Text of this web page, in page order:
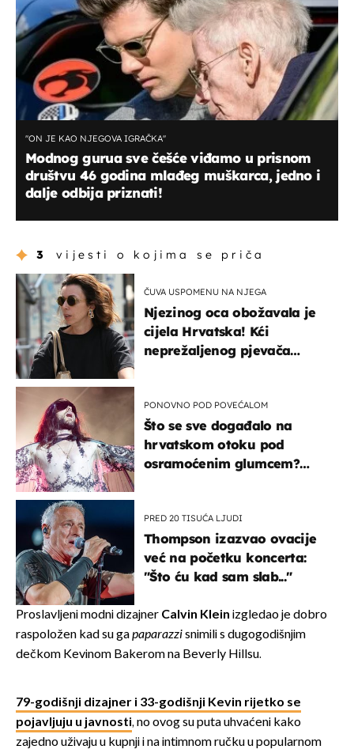
''ON JE KAO NJEGOVA IGRAČKA''
Modnog gurua sve češće viđamo u prisnom
društvu 46 godina mlađeg muškarca, jedno i
dalje odbija priznati!
3 vijesti o kojima se priča
ČUVA USPOMENU NA NJEGA
Njezinog oca obožavala je
cijela Hrvatska! Kći
neprežaljenog pjevača
PONOVNO POD POVEĆALOM
Što se sve događalo na
hrvatskom otoku pod
osramoćenim glumcem?
PRED 20 TISUĆA LJUDI
Thompson izazvao ovacije
već na početku koncerta:
"Što ću kad sam slab..."
Proslavljeni modni dizajner Calvin Klein izgledao je dobro
raspoložen kad su gapaparazzisnimili s dugogodišnjim
dečkom Kevinom Bakerom na Beverly Hillsu.
79-godišnji dizajner i 33-godišnji Kevin rijetko se
pojavljuju u javnosti, no ovog su puta uhvaćeni kako
zajedno uživaju u kupnji i na intimnom ručku u popularnom